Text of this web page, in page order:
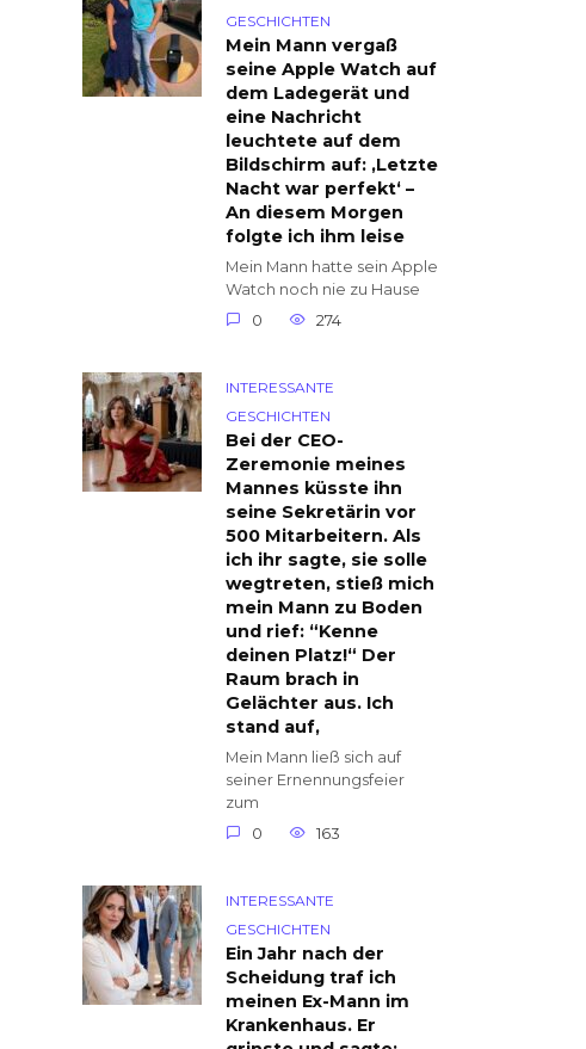
GESCHICHTEN
Mein Mann vergaß
seine Apple Watch auf
dem Ladegerät und
eine Nachricht
leuchtete auf dem
Bildschirm auf: ‚Letzte
Nacht war perfekt‘ –
An diesem Morgen
folgte ich ihm leise
Mein Mann hatte sein Apple
Watch noch nie zu Hause
0
274
INTERESSANTE
GESCHICHTEN
Bei der CEO-
Zeremonie meines
Mannes küsste ihn
seine Sekretärin vor
500 Mitarbeitern. Als
ich ihr sagte, sie solle
wegtreten, stieß mich
mein Mann zu Boden
und rief: “Kenne
deinen Platz!“ Der
Raum brach in
Gelächter aus. Ich
stand auf,
Mein Mann ließ sich auf
seiner Ernennungsfeier
zum
0
163
INTERESSANTE
GESCHICHTEN
Ein Jahr nach der
Scheidung traf ich
meinen Ex-Mann im
Krankenhaus. Er